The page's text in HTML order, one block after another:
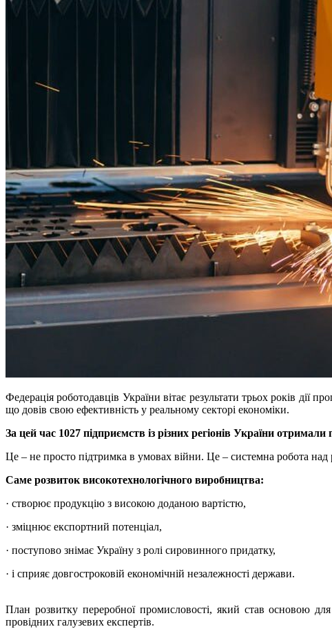
Федерація роботодавців України вітає результати трьох років
що довів свою ефективність у реальному секторі економіки.
За цей час 1027 підприємств із різних регіонів України
Це – не просто підтримка в умовах війни. Це – системна робота над
Саме розвиток високотехнологічного виробництва:
· створює продукцію з високою доданою вартістю,
· зміцнює експортний потенціал,
· поступово знімає Україну з ролі сировинного придатку,
· і сприяє довгостроковій економічній незалежності держави.
План розвитку переробної промисловості, який став основою
провідних галузевих експертів.